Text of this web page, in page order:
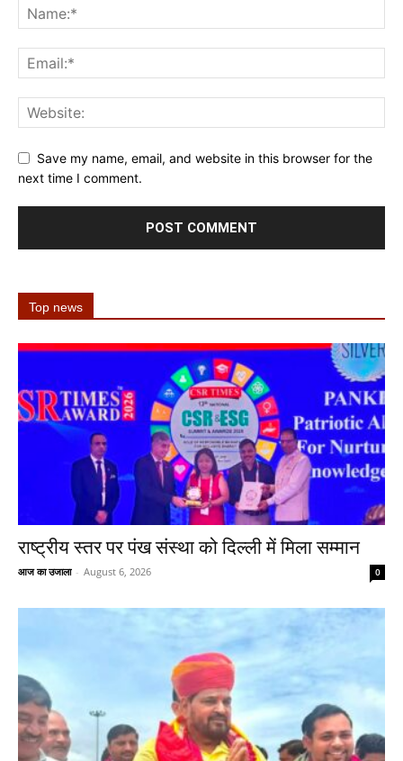
Save my name, email, and website in this browser for the
next time I comment.
Top news
राष्ट्रीय स्तर पर पंख संस्था को दिल्ली में मिला सम्मान
आज का उजाला - August 6, 2026 0